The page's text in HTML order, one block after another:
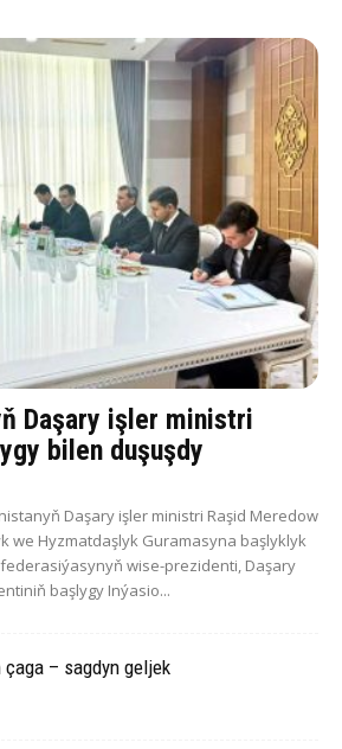
Daşary işler ministri
bilen duşuşdy
Daşary işler ministri Raşid Meredow
we Hyzmatdaşlyk Guramasyna başlyklyk
wise-prezidenti, Daşary
başlygy Inýasio...
çaga – sagdyn geljek